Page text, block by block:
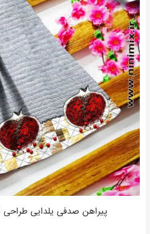
پیراهن صدفی یلدایی طراحی